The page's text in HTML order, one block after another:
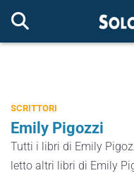
SCRITTORI
Emily Pigozzi
Tutti i libri di Emily
letto altri libri di Emily